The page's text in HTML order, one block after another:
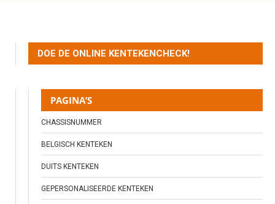
DOE DE ONLINE KENTEKENCHECK!
PAGINA’S
CHASSISNUMMER
BELGISCH KENTEKEN
DUITS KENTEKEN
GEPERSONALISEERDE KENTEKEN